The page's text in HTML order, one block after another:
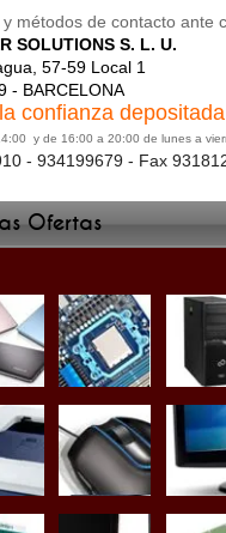
métodos de contacto ante
SOLUTIONS S. L. U.
57-59 Local 1
- BARCELONA
confianza depositada
y de 16:00 a 20:00 de lunes a
- 934199679 - Fax
Ofertas